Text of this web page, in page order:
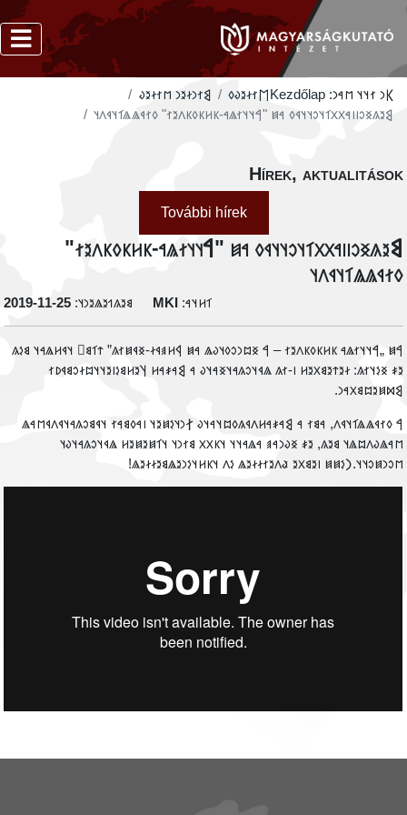
𐲞𐳙 𐳐𐳦𐳦 𐳮𐳀𐳙:
Kezdőlap
‮𐲮𐳐𐳇𐳉𐳜𐳓
‮𐲘𐳐𐳙𐳇𐳉𐳙 𐳮𐳐𐳇𐳉𐳜
‮𐲘𐳉𐳍𐳏𐳛𐳥𐳥𐳀𐳂𐳂𐳑𐳦𐳛𐳦𐳦𐳁𐳓 𐳀𐳯 "𐲀𐳦𐳦𐳐𐳖𐳀-𐳞𐳢𐳞𐳓𐳞𐳤𐳉𐳐" 𐳓𐳐𐳁𐳖𐳖𐳑𐳦𐳁𐳤𐳦
Hírek,
További hírek
‮𐲘𐳉𐳍𐳏𐳛𐳥𐳥𐳀𐳂𐳂𐳑𐳦𐳛𐳦𐳦𐳁𐳓 𐳀𐳯 "𐲀𐳦𐳦𐳐𐳖𐳀-
𐳑𐳢𐳦𐳀:
MKI
𐳘𐳉𐳍𐳒𐳉𐳖𐳉𐳙𐳦:
‭2019-11-25
‮𐲀𐳯 „𐲀𐳦𐳦𐳐𐳖𐳀 𐳞𐳢𐳞𐳓𐳞𐳤𐳉𐳐 – 𐲀 𐳏𐳪𐳙𐳛𐳓𐳦𐳜𐳖 𐳀𐳯 𐲁𐳢𐳠𐳁𐳇-𐳏𐳁𐳯𐳐𐳍” 𐳄𐳑𐳘𐳹 𐳦𐳁𐳢𐳖𐳀𐳦
𐳉𐳎 𐳏𐳋𐳦𐳐𐳍: 𐳇𐳉𐳄𐳉𐳘𐳂𐳉𐳢 𐳺-𐳐𐳍 𐳖𐳁𐳦𐳛𐳍𐳀𐳦𐳏𐳀𐳦𐳜 𐳀 𐲘𐳀𐳎𐳀𐳢
‮𐲀 𐳓𐳐𐳁𐳖𐳖𐳑𐳦𐳁𐳤, 𐳀𐳘𐳐 𐳀 𐲘𐳀𐳎𐳀𐳢𐳤𐳁𐳍𐳓𐳪𐳦𐳀𐳦𐳜 𐲐𐳙𐳦𐳋𐳯𐳉𐳦 𐳥𐳀𐳓𐳘𐳀𐳐
𐳮𐳀𐳖𐳜𐳤𐳪𐳖𐳦 𐳘𐳉𐳍, 𐳉𐳎 𐳏𐳜𐳙𐳀𐳠 𐳀𐳖𐳀𐳦𐳦 𐳦𐳞𐳂𐳂 𐳘𐳐𐳙𐳦 𐳦𐳑𐳯𐳉𐳯𐳉𐳢
𐳮𐳛𐳙𐳯𐳛𐳦𐳦.𐲙𐳋𐳯𐳯 𐳥𐳉𐳘𐳂𐳉 𐳟𐳤𐳉𐳐𐳇𐳇𐳉𐳖 𐳋𐳤